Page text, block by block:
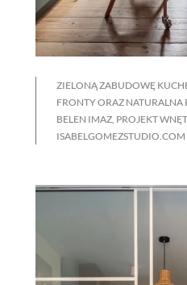
ZIELONĄ ZABUDOWĘ
FRONTY ORAZ NATURALNA
BELEN IMAZ, PROJEKT
ISABELGOMEZSTUDIO.COM